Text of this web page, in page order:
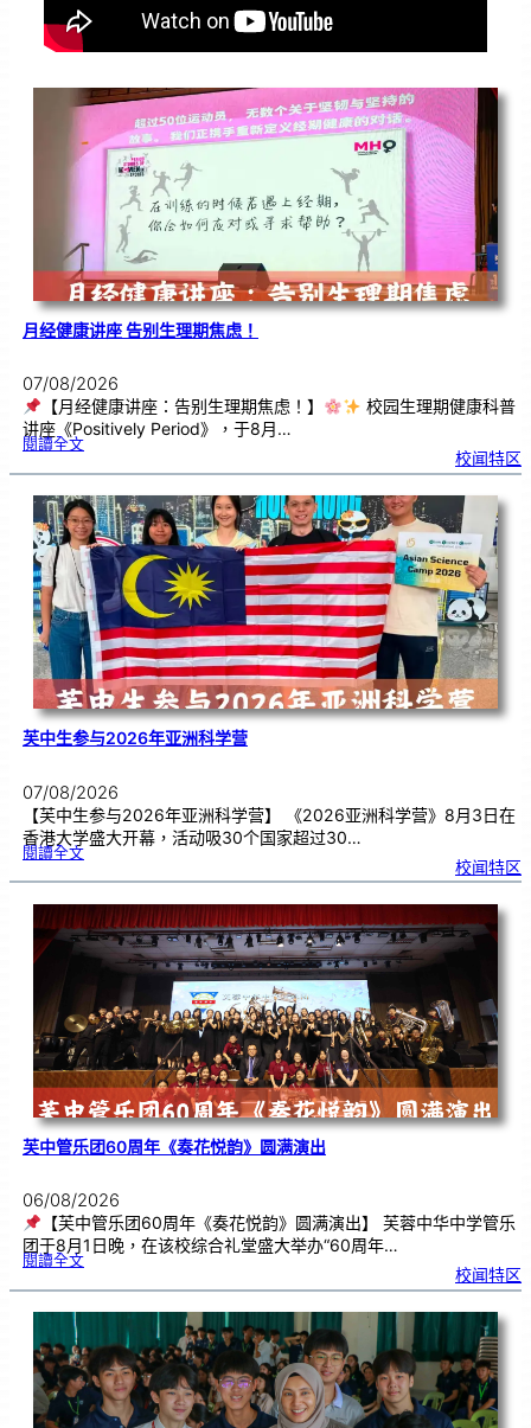
月经健康讲座 告别生理期焦虑！
07/08/2026
【月经健康讲座：告别生理期焦虑！】
校园生理期健康科普
讲座《Positively Period》，于8月…
閱讀全文:月
康
座
告
别
生
理
期
焦
虑
！
校闻特区
芙中生参与2026年亚洲科学营
07/08/2026
【芙中生参与2026年亚洲科学营】 《2026亚洲科学营》8月3日在
香港大学盛大开幕，活动吸30个国家超过30…
閱讀全文:芙
参
2
0
2
6
年
亚
洲科
校闻特区
芙中管乐团60周年《奏花悦韵》圆满演出
06/08/2026
【芙中管乐团60周年《奏花悦韵》圆满演出】 芙蓉中华中学管乐
团于8月1日晚，在该校综合礼堂盛大举办“60周年…
閱讀全文:芙
乐
6
0
《
奏
花
悦
韵
》
圆
满
演
出
校闻特区